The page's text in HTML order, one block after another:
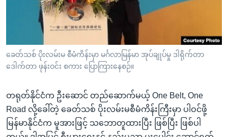
ကြည့်
ရန်
ရန်
နေရာ
ဗွီအိုအေ လူမှုကွန်ယက်များ
ခေတ်သစ် ပိုးလမ်းမ စီမံကိန်းမှာ မင်္ဂလာမြန်မာ အုပ်ချုပ်မှု ဒါရိုက်တာ
ဒေါက်တာ ဖုန်းဝင်း စကား ပြောကြားနေစဉ်။
တရုတ်နိုင်ငံက ဦးဆောင် တည်ဆောက်မယ့် One Belt, One
Road လို့ခေါ်တဲ့ ခေတ်သစ် ပိုးလမ်းမစီမံကိန်းကြီးမှာ ပါဝင်ဖို့
မြန်မာနိုင်ငံက မူအားဖြင့် သဘောတူထားပြီး ဖြစ်ပြီး ဖြစ်ပါ